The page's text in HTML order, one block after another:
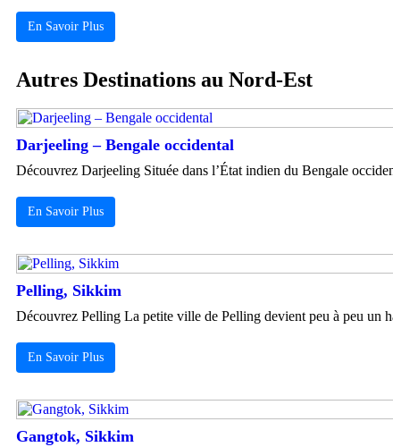
En Savoir Plus
Autres Destinations au Nord-Est
Darjeeling – Bengale occidental
Découvrez Darjeeling Située dans l’État indien du Bengale
En Savoir Plus
Pelling, Sikkim
Découvrez Pelling La petite ville de Pelling devient peu à peu un
En Savoir Plus
Gangtok, Sikkim